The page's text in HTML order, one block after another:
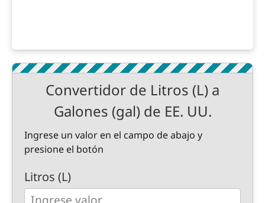
Convertidor de Litros (L) a
Galones (gal) de EE. UU.
Ingrese un valor en el campo de abajo y
presione el botón
Litros (L)